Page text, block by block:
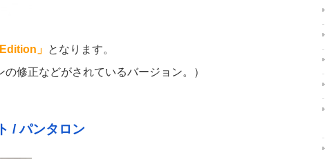
」 となります。
修正などがされているバージョン。）
/ パンタロン